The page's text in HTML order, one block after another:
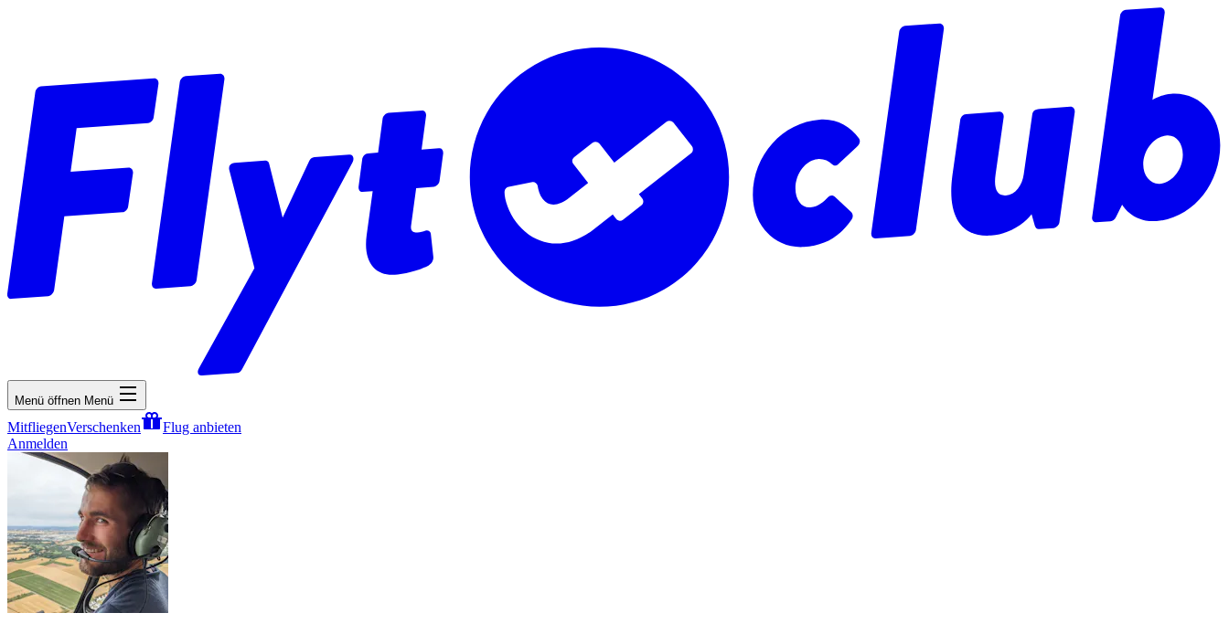
Menü öffnen Menü
MitfliegenVerschenken
Flug anbieten
Anmelden